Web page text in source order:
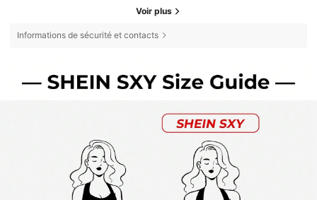
Voir plus
Informations de sécurité et contacts